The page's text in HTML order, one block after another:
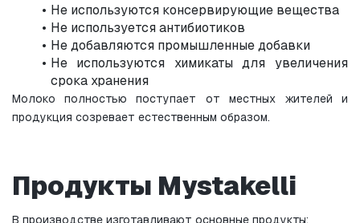
Не используются консервирующие вещества
Не используется антибиотиков
Не добавляются промышленные добавки
Не используются химикаты для увеличения
срока хранения
Молоко полностью поступает от местных жителей и
продукция созревает естественным образом.
Продукты Mystakelli
В производстве изготавливают основные продукты: